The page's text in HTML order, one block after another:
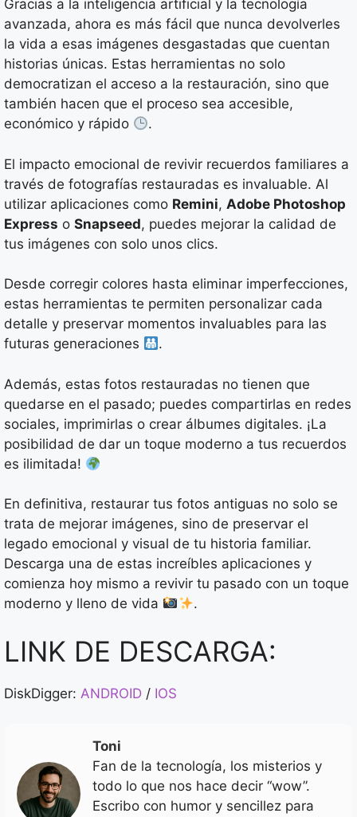
Gracias a la inteligencia artificial y la tecnología
avanzada, ahora es más fácil que nunca devolverles
la vida a esas imágenes desgastadas que cuentan
historias únicas. Estas herramientas no solo
democratizan el acceso a la restauración, sino que
también hacen que el proceso sea accesible,
económico y rápido
.
El impacto emocional de revivir recuerdos familiares a
través de fotografías restauradas es invaluable. Al
utilizar aplicaciones como Remini, Adobe Photoshop
Express o Snapseed, puedes mejorar la calidad de
tus imágenes con solo unos clics.
Desde corregir colores hasta eliminar imperfecciones,
estas herramientas te permiten personalizar cada
detalle y preservar momentos invaluables para las
futuras generaciones
.
Además, estas fotos restauradas no tienen que
quedarse en el pasado; puedes compartirlas en redes
sociales, imprimirlas o crear álbumes digitales. ¡La
posibilidad de dar un toque moderno a tus recuerdos
es ilimitada!
En definitiva, restaurar tus fotos antiguas no solo se
trata de mejorar imágenes, sino de preservar el
legado emocional y visual de tu historia familiar.
Descarga una de estas increíbles aplicaciones y
comienza hoy mismo a revivir tu pasado con un toque
moderno y lleno de vida
.
LINK DE DESCARGA:
DiskDigger: ANDROID / IOS
Toni
Fan de la tecnología, los misterios y
todo lo que nos hace decir “wow”.
Escribo con humor y sencillez para